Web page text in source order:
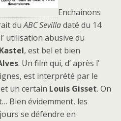
Enchainons
duABC Sevilladaté du 14
utilisation abusive du
, est bel et bien
. Un film qui, d’ après l’
est interprété par le
et un certain Louis Gisset. On
Bien évidemment, les
se défendre en